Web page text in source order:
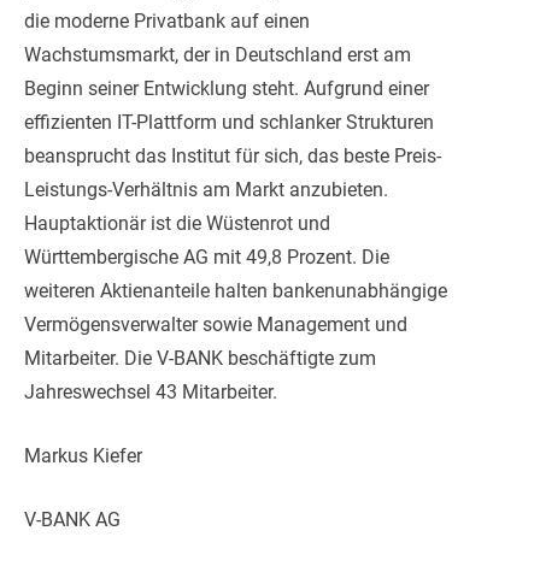
die moderne Privatbank auf einen
Wachstumsmarkt, der in Deutschland erst am
Beginn seiner Entwicklung steht. Aufgrund einer
effizienten IT-Plattform und schlanker Strukturen
beansprucht das Institut für sich, das beste Preis-
Leistungs-Verhältnis am Markt anzubieten.
Hauptaktionär ist die Wüstenrot und
Württembergische AG mit 49,8 Prozent. Die
weiteren Aktienanteile halten bankenunabhängige
Vermögensverwalter sowie Management und
Mitarbeiter. Die V-BANK beschäftigte zum
Jahreswechsel 43 Mitarbeiter.
Markus Kiefer
V-BANK AG